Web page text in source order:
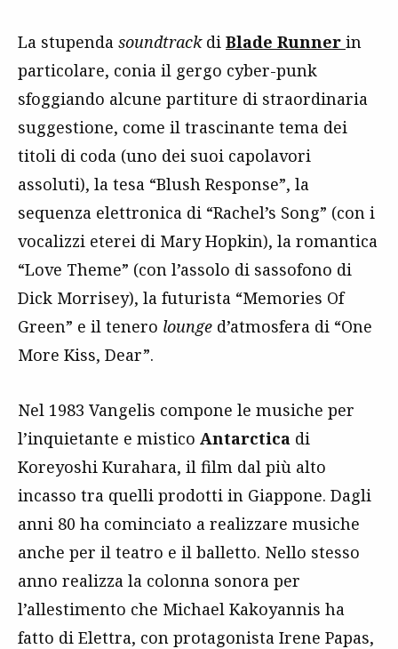
La stupenda soundtrackdi Blade Runner in
particolare, conia il gergo cyber-punk
sfoggiando alcune partiture di straordinaria
suggestione, come il trascinante tema dei
titoli di coda (uno dei suoi capolavori
assoluti), la tesa “Blush Response”, la
sequenza elettronica di “Rachel’s Song” (con i
vocalizzi eterei di Mary Hopkin), la romantica
“Love Theme” (con l’assolo di sassofono di
Dick Morrisey), la futurista “Memories Of
Green” e il tenero lounge d’atmosfera di “One
More Kiss, Dear”.
Nel 1983 Vangelis compone le musiche per
l’inquietante e mistico Antarctica di
Koreyoshi Kurahara, il film dal più alto
incasso tra quelli prodotti in Giappone. Dagli
anni 80 ha cominciato a realizzare musiche
anche per il teatro e il balletto. Nello stesso
anno realizza la colonna sonora per
l’allestimento che Michael Kakoyannis ha
fatto di Elettra, con protagonista Irene Papas,